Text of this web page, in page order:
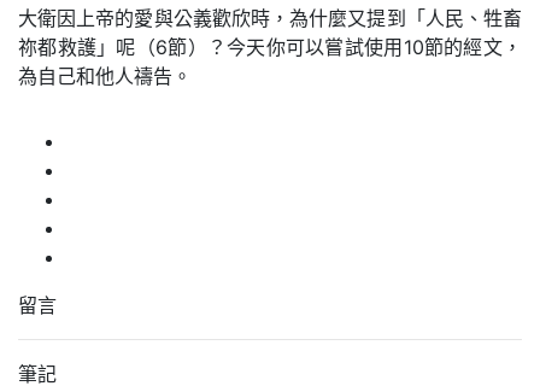
大衛因上帝的愛與公義歡欣時，為什麼又提到「人民、牲畜
祢都救護」呢（6節）？今天你可以嘗試使用10節的經文，
為自己和他人禱告。
留言
筆記